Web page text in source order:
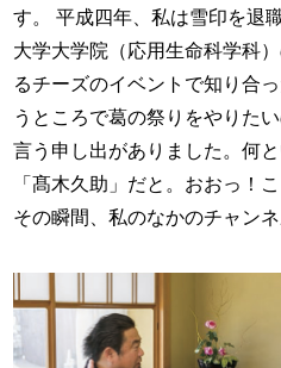
す。 平成四年、私は雪印を退
大学大学院（応用生命科学科
るチーズのイベントで知り合
うところで葛の祭りをやりた
言う申し出がありました。何
「髙木久助」だと。おおっ！
その瞬間、私のなかのチャン